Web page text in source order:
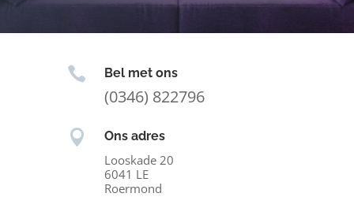
 Bel met ons
(0346) 822796
 Ons adres
Looskade 20
6041 LE
Roermond